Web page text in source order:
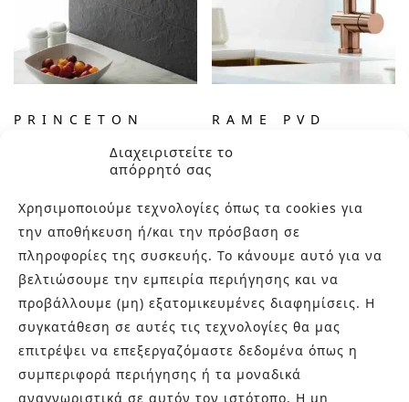
Διαχειριστείτε το
απόρρητό σας
Χρησιμοποιούμε τεχνολογίες όπως τα cookies για
την αποθήκευση ή/και την πρόσβαση σε
πληροφορίες της συσκευής. Το κάνουμε αυτό για να
βελτιώσουμε την εμπειρία περιήγησης και να
προβάλλουμε (μη) εξατομικευμένες διαφημίσεις. Η
συγκατάθεση σε αυτές τις τεχνολογίες θα μας
επιτρέψει να επεξεργαζόμαστε δεδομένα όπως η
συμπεριφορά περιήγησης ή τα μοναδικά
αναγνωριστικά σε αυτόν τον ιστότοπο. Η μη
PRINCETON
RAME PVD